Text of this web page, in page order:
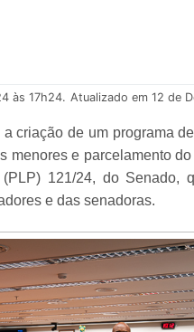
às 17h24. Atualizado em 12 de
criação de um programa
menores e parcelamento
121/24, do Senado,
e das senadoras.